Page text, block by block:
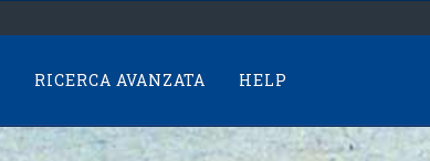
RICERCA AVANZATA HELP